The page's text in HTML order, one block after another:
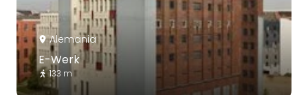
Alemania
E-Werk
133 m